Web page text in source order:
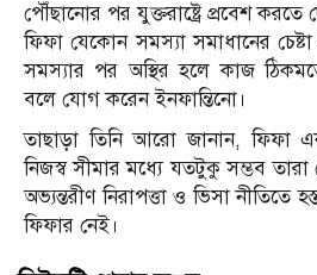
পৌঁছানোর পর যুক্তরাষ্ট্রে প্রবেশ করতে
ফিফা যেকোন সমস্যা সমাধানের
সমস্যার পর অস্থির হলে কাজ
বলে যোগ করেন ইনফান্তিনো।
তাছাড়া তিনি আরো জানান, ফিফা
নিজস্ব সীমার মধ্যে যতটুকু সম্ভব
অভ্যন্তরীণ নিরাপত্তা ও ভিসা নীতিতে
ফিফার নেই।